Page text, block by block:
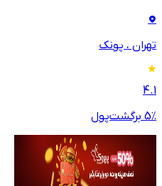
تهران ، پونک
4.1
5٪ برگشت‌پول